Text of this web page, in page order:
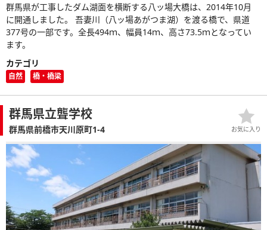
群馬県が工事したダム湖面を横断する八ッ場大橋は、2014年10月
に開通しました。 吾妻川（八ッ場あがつま湖）を渡る橋で、県道
377号の一部です。全長494ｍ、幅員14ｍ、高さ73.5ｍとなってい
ます。
カテゴリ
自然 橋・橋梁
群馬県立聾学校
群馬県前橋市天川原町1-4 お気に入り